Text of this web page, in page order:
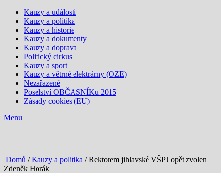
Kauzy a události
Kauzy a politika
Kauzy a historie
Kauzy a dokumenty
Kauzy a doprava
Politický cirkus
Kauzy a sport
Kauzy a větrné elektrárny (OZE)
Nezařazené
Poselství OBČASNÍKu 2015
Zásady cookies (EU)
Menu
Domů /Kauzy a politika / Rektorem jihlavské VŠPJ opět zvolen
Zdeněk Horák